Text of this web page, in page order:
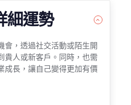
細運勢
會，透過社交活動或陌生開
貴人或新客戶。同時，也需
成長，讓自己變得更加有價